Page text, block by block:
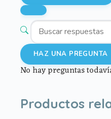
HAZ UNA PREGUNTA
No hay preguntas
Productos